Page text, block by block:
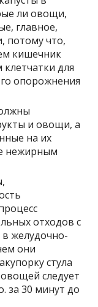
ли овощи,
главное,
потому что,
кишечник
для
опорожнения
и овощи, а
на их
нежирным
отходов с
желудочно-
они
стула
следует
за 30 минут до